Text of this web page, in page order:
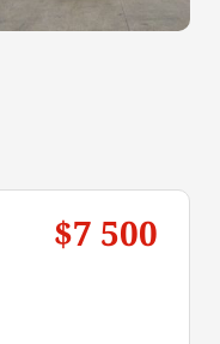
$7 500